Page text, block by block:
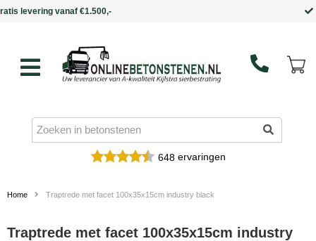
Binnen 5 werkdagen in huis
648ervaringen
Home Traptrede met facet 100x35x15cm industry black
Traptrede met facet 100x35x15cm industry